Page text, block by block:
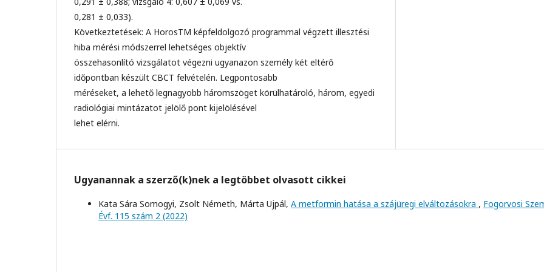
0,281 ± 0,033).
Következtetések: A HorosTM képfeldolgozó programmal végzett illesztési
hiba mérési módszerrel lehetséges objektív
összehasonlító vizsgálatot végezni ugyanazon személy két eltérő
időpontban készült CBCT felvételén. Legpontosabb
méréseket, a lehető legnagyobb háromszöget körülhatároló, három, egyedi
radiológiai mintázatot jelölő pont kijelölésével
lehet elérni.
Ugyanannak a szerző(k)nek a legtöbbet olvasott cikkei
Kata Sára Somogyi, Zsolt Németh, Márta Ujpál, A metformin hatása a szájüregi elváltozásokra , Fogorvosi
Évf. 115 szám 2 (2022)